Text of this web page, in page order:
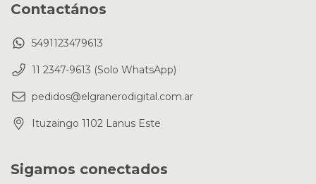
Contactános
5491123479613
11 2347-9613 (Solo WhatsApp)
pedidos@elgranerodigital.com.ar
Ituzaingo 1102 Lanus Este
Sigamos conectados